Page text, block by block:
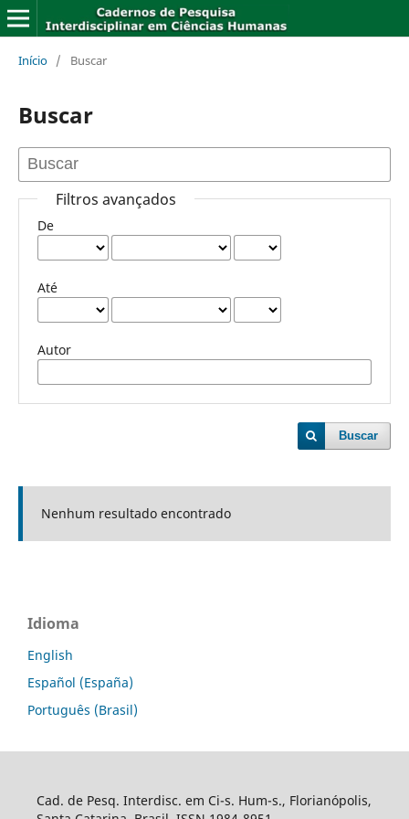
Início / Buscar
Buscar
Filtros avançados
De
Até
Autor
Buscar
Nenhum resultado encontrado
Idioma
English
Español (España)
Português (Brasil)
Cad. de Pesq. Interdisc. em Ci-s. Hum-s., Florianópolis,